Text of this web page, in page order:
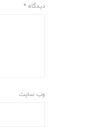
دیدگاه *
وب‌ سایت